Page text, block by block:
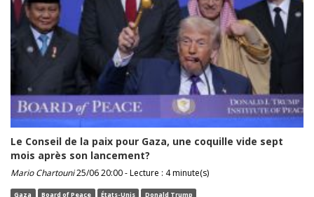
Le Conseil de la paix pour Gaza, une coquille vide sept
mois après son lancement?
Mario Chartouni25/06 20:00 - Lecture : 4 minute(s)
Gaza Board of Peace États-Unis Donald Trump